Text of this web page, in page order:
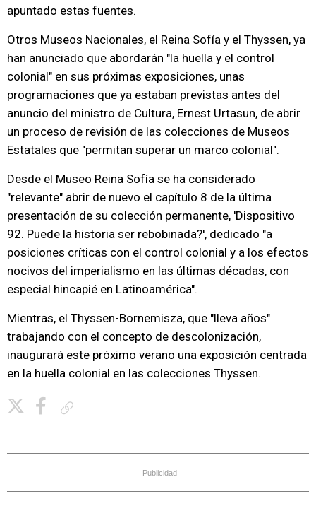
apuntado estas fuentes.
Otros Museos Nacionales, el Reina Sofía y el Thyssen, ya
han anunciado que abordarán "la huella y el control
colonial" en sus próximas exposiciones, unas
programaciones que ya estaban previstas antes del
anuncio del ministro de Cultura, Ernest Urtasun, de abrir
un proceso de revisión de las colecciones de Museos
Estatales que "permitan superar un marco colonial".
Desde el Museo Reina Sofía se ha considerado
"relevante" abrir de nuevo el capítulo 8 de la última
presentación de su colección permanente, 'Dispositivo
92. Puede la historia ser rebobinada?', dedicado "a
posiciones críticas con el control colonial y a los efectos
nocivos del imperialismo en las últimas décadas, con
especial hincapié en Latinoamérica".
Mientras, el Thyssen-Bornemisza, que "lleva años"
trabajando con el concepto de descolonización,
inaugurará este próximo verano una exposición centrada
en la huella colonial en las colecciones Thyssen.
Publicidad